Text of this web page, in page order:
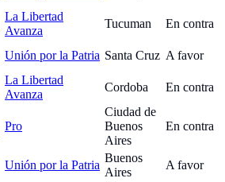
La Libertad
Avanza
Tucuman En contra
Unión por la Patria Santa Cruz A favor
La Libertad
Avanza
Cordoba En contra
Pro
Ciudad de
Buenos
Aires
En contra
Unión por la Patria
Buenos
Aires
A favor